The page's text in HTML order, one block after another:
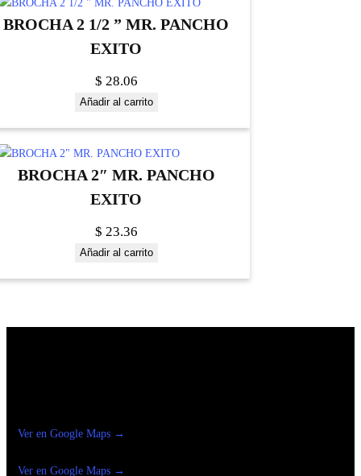
BROCHA 2 1/2 ” MR. PANCHO
EXITO
$ 28.06
Añadir al carrito
BROCHA 2″ MR. PANCHO
EXITO
$ 23.36
Añadir al carrito
Ver en Google Maps →
Ver en Google Maps →